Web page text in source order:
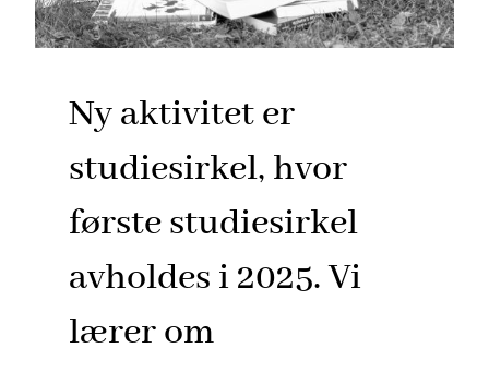
Ny aktivitet er
studiesirkel, hvor
første studiesirkel
avholdes i 2025. Vi
lærer om